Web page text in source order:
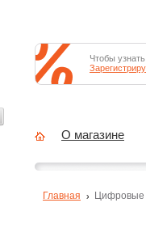
Главная Цифровые
Чтобы
О магазине